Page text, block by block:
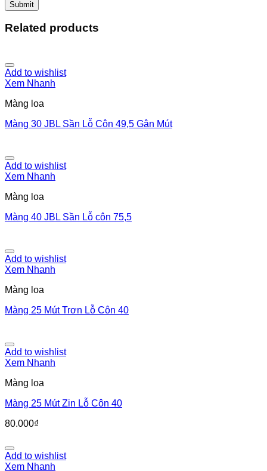
Related products
Add to wishlist
Xem Nhanh
Màng loa
Màng 30 JBL Sần Lỗ Côn 49,5 Gân Mút
Add to wishlist
Xem Nhanh
Màng loa
Màng 40 JBL Sần Lỗ côn 75,5
Add to wishlist
Xem Nhanh
Màng loa
Màng 25 Mút Trơn Lỗ Côn 40
Add to wishlist
Xem Nhanh
Màng loa
Màng 25 Mút Zin Lỗ Côn 40
80.000₫
Add to wishlist
Xem Nhanh